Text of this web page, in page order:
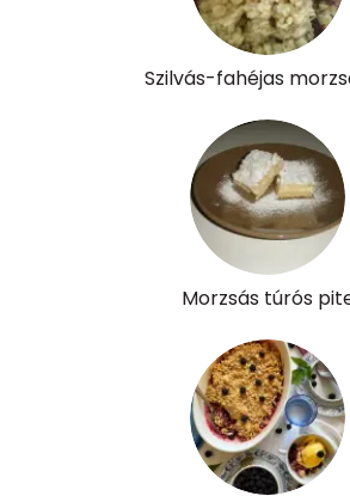
Szilvás-fahéjas
Morzsás túrós